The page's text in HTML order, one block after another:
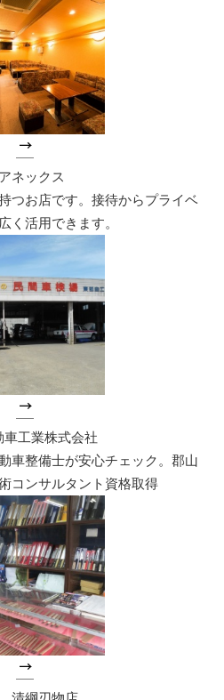
ネックス
つお店です。接待からプライベ
く活用できます。
車工業株式会社
車整備士が安心チェック。郡山
コンサルタント資格取得